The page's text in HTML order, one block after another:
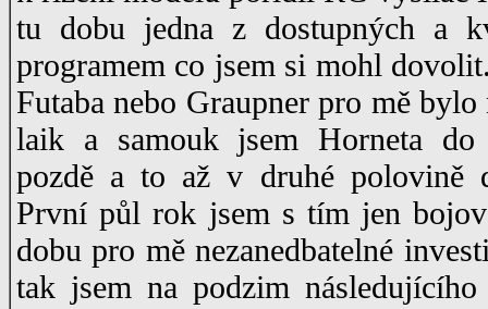
tu dobu jedna z dostupných a
programem co jsem si mohl
Futaba nebo Graupner pro mě
laik a samouk jsem Horneta do
pozdě a to až v druhé polovině
První půl rok jsem s tím jen
dobu pro mě nezanedbatelné
tak jsem na podzim